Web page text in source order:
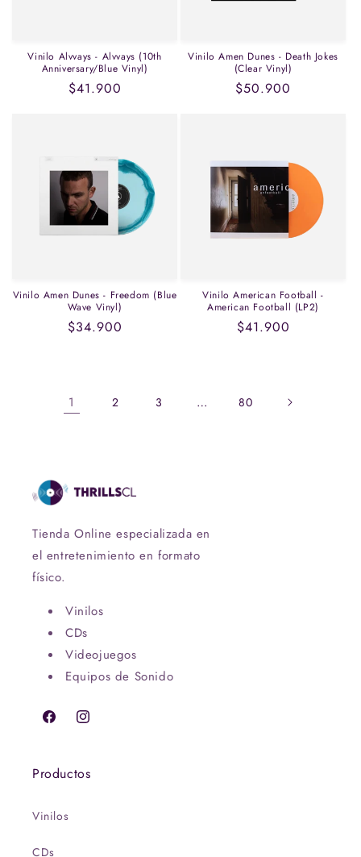
Vinilo Alvvays - Alvvays (10th
Anniversary/Blue Vinyl)
Precio
$41.900
Vinilo Amen Dunes - Death Jokes
(Clear Vinyl)
Precio
$50.900
Vinilo Amen Dunes - Freedom (Blue
Wave Vinyl)
Precio
$34.900
Vinilo American Football -
American Football (LP2)
Precio
$41.900
1 2 3 … 80
Tienda Online especializada en
el entretenimiento en formato
físico.
Vinilos
CDs
Videojuegos
Equipos de Sonido
FacebookInstagram
Productos
Vinilos
CDs